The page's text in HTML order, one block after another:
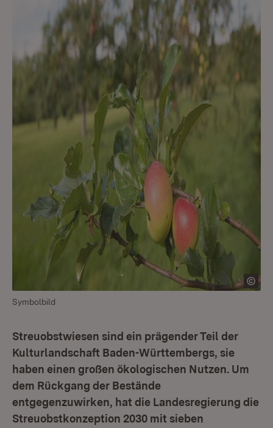
Symbolbild
Streuobstwiesen sind ein prägender Teil der
Kulturlandschaft Baden-Württembergs, sie
haben einen großen ökologischen Nutzen. Um
dem Rückgang der Bestände
entgegenzuwirken, hat die Landesregierung die
Streuobstkonzeption 2030 mit sieben